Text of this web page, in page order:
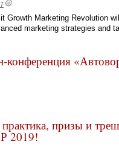
Growth Marketing Revolution
marketing strategies and
конференция
призы и
2019!